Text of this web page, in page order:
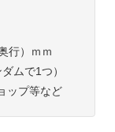
行）ｍｍ
ムで1つ）
ップ等など